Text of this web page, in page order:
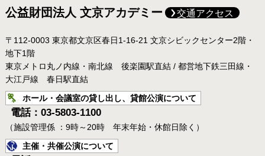
公益財団法人 文京アカデミー 交通アクセス
〒112-0003 東京都文京区春日1-16-21 文京シビックセンター2階・
地下1階
東京メトロ丸ノ内線・南北線 後楽園駅直結 / 都営地下鉄三田線・
大江戸線 春日駅直結
ホール・会議室の貸し出し、貸館公演について
電話：03-5803-1100
（施設管理係 ：9時～20時 年末年始・休館日除く）
主催・共催公演について